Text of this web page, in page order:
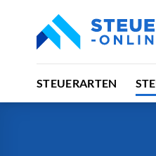
springen
STEUERARTEN